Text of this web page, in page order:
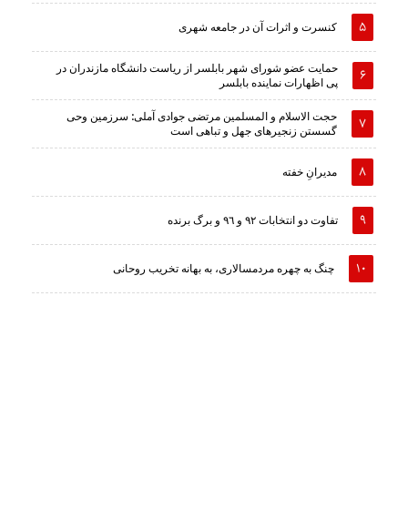
کنسرت و اثرات آن در جامعه شهری
حمایت عضو شورای شهر بابلسر از ریاست دانشگاه مازندران در
پی اظهارات نماینده بابلسر
حجت الاسلام و المسلمین مرتضی جوادی آملی: سرزمین وحى
گسستن زنجیرهاى جهل و تباهى است
مدیرانِ خفته
تفاوت دو انتخابات ٩٢ و ٩٦ و برگ برنده
چنگ به چهره مردمسالاری، به بهانه تخریب روحانی